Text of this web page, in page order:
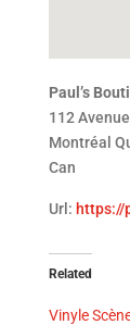
Paul’s
112
Montréal
Can
Url: https://
Related
Vinyle